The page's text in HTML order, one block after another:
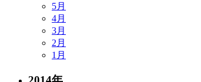
5月
4月
3月
2月
1月